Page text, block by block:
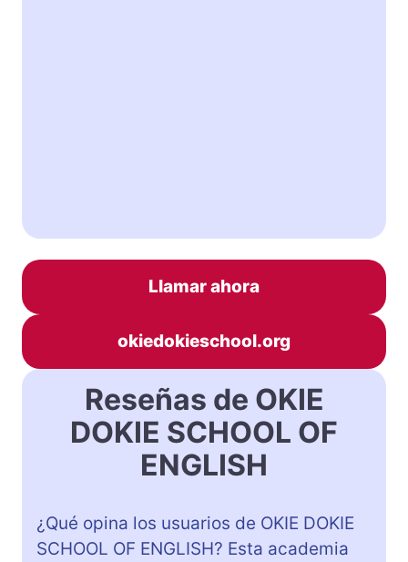
Llamar ahora
okiedokieschool.org
Reseñas de OKIE
DOKIE SCHOOL OF
ENGLISH
¿Qué opina los usuarios de OKIE DOKIE
SCHOOL OF ENGLISH? Esta academia